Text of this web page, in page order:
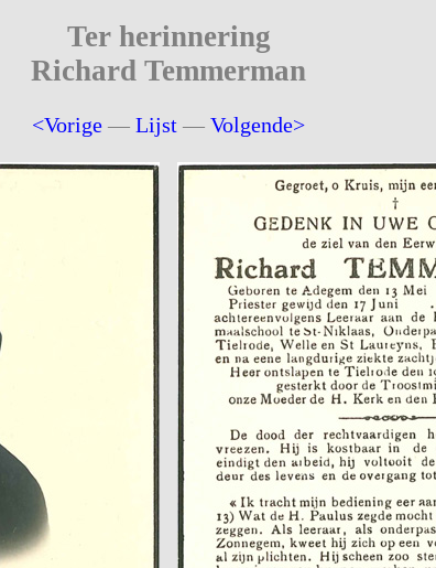
Ter herinnering
Richard Temmerman
<Vorige —Lijst —Volgende>